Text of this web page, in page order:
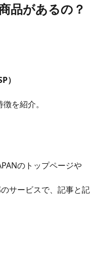
品があるの？
）
を紹介。
のトップページや
サービスで、記事と記